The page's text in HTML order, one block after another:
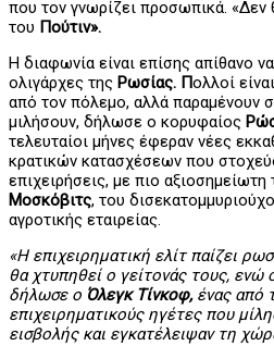
που τον γνωρίζει προσωπικά. «Δεν
του Πούτιν».
Η διαφωνία είναι επίσης απίθανο
ολιγάρχες της Ρωσίας. Πολλοί
από τον πόλεμο, αλλά παραμένουν
μιλήσουν, δήλωσε ο κορυφαίος
τελευταίοι μήνες έφεραν νέες
κρατικών κατασχέσεων που
επιχειρήσεις, με πιο
Μοσκόβιτς, του
αγροτικής εταιρείας.
«Η επιχειρηματική ελίτ παίζει
θα χτυπηθεί ο γείτονάς τους, ενώ
δήλωσε ο Όλεγκ Τίνκοφ,ένας από
επιχειρηματικούς ηγέτες που
εισβολής και εγκατέλειψαν τη